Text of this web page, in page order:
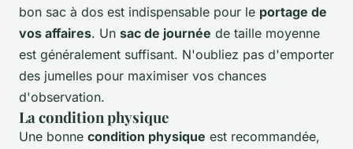
bon sac à dos est indispensable pour le portage de
vos affaires. Un sac de journée de taille moyenne
est généralement suffisant. N'oubliez pas d'emporter
des jumelles pour maximiser vos chances
d'observation.
La condition physique
Une bonne condition physique est recommandée,